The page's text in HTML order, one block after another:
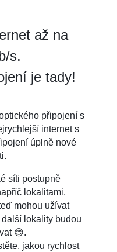
až na
s.
je tady!
připojení s
internet s
úplně nové
síti postupně
lokalitami.
mohou užívat
lokality budou
😊.
jakou rychlost